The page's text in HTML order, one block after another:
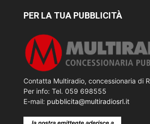
PER LA TUA PUBBLICITÀ
Contatta Multiradio, concessionaria di
Per info: Tel. 059 698555
E-mail: pubblicita@multiradiosrl.it